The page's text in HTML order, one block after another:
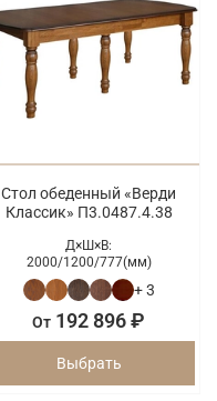
Стол обеденный «Верди
Классик» П3.0487.4.38
Д×Ш×В:
2000/1200/777(мм)
+ 3
От 192 896 ₽
Выбрать